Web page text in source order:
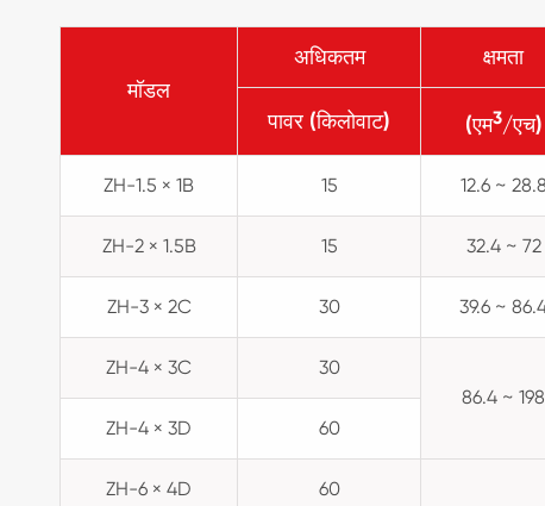
मॉडल
अधिकतम क्षमता
पावर (किलोवाट) (एम3/एच)
ZH-1.5 × 1B 15 12.6 ~ 28.8
ZH-2 × 1.5B 15 32.4 ~ 72
ZH-3 × 2C 30 39.6 ~
ZH-4 × 3C
30
86.4 ~ 198
ZH-4 × 3D
60
ZH-6 × 4D
60